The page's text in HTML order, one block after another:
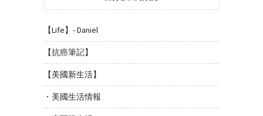
【Life】- Daniel
【抗癌筆記】
【美國新生活】
・美國生活情報